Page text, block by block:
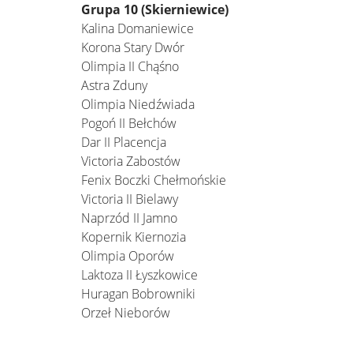
Grupa 10 (Skierniewice)
Kalina Domaniewice
Korona Stary Dwór
Olimpia II Chąśno
Astra Zduny
Olimpia Niedźwiada
Pogoń II Bełchów
Dar II Placencja
Victoria Zabostów
Fenix Boczki Chełmońskie
Victoria II Bielawy
Naprzód II Jamno
Kopernik Kiernozia
Olimpia Oporów
Laktoza II Łyszkowice
Huragan Bobrowniki
Orzeł Nieborów